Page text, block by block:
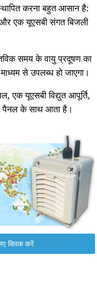
करना बहुत आसान है:
एक यूएसबी संगत बिजली
समय के वायु प्रदूषण का
से उपलब्ध हो जाएगा।
एक यूएसबी विद्युत आपूर्ति,
पैनल के साथ आता है।
क्लिक करें